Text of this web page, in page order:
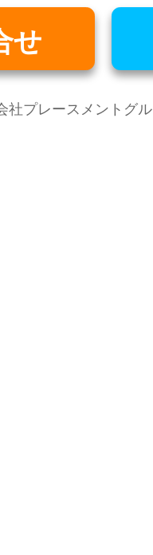
せ
社プレースメントグ